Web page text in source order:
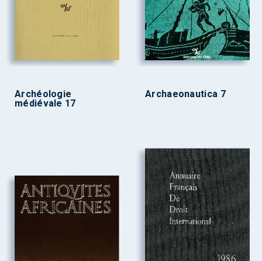
Archéologie
médiévale 17
Archaeonautica 7